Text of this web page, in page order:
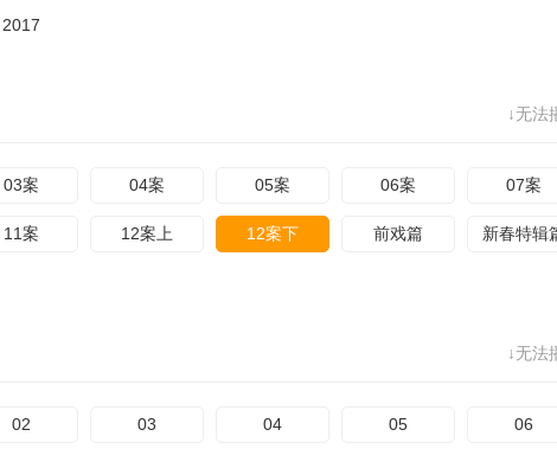
2017
↓无法
03案 04案 05案 06案 07案
11案 12案上 12案下 前戏篇 新春特辑
↓无法
02 03 04 05 06